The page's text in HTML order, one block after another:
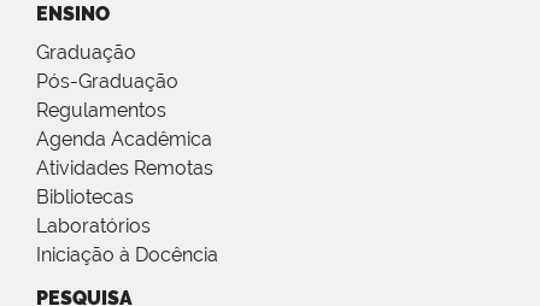
ENSINO
Graduação
Pós-Graduação
Regulamentos
Agenda Acadêmica
Atividades Remotas
Bibliotecas
Laboratórios
Iniciação à Docência
PESQUISA